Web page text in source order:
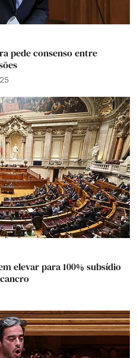
pede consenso entre
elevar para 100% subsídio